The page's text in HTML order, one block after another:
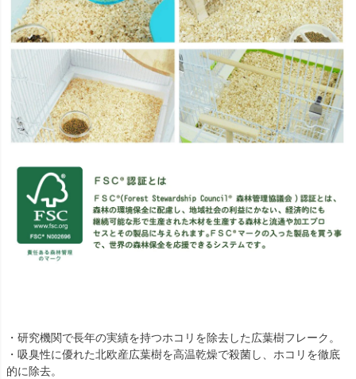
・研究機関で長年の実績を持つホコリを除去した広葉樹フレーク。
・吸臭性に優れた北欧産広葉樹を高温乾燥で殺菌し、ホコリを徹底
的に除去。